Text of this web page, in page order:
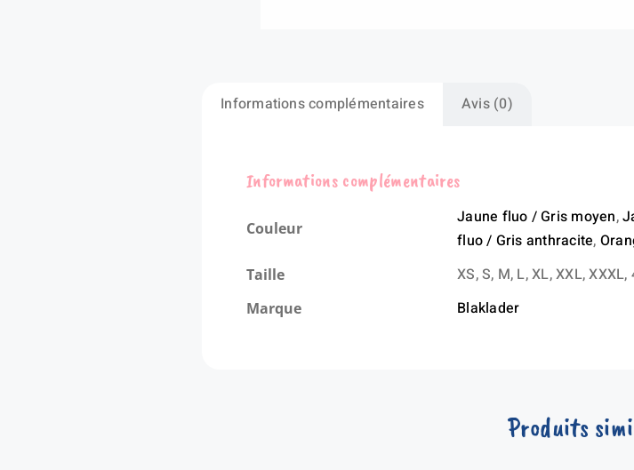
Informations complémentaires Avis (0)
Informations complémentaires
Couleur
Jaune fluo / Gris moyen,
fluo / Gris anthracite,
Taille XS, S, M, L, XL, XXL,
Marque Blaklader
Produits